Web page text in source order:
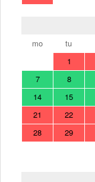
mo
tu
1
7
8
14
15
21
22
28
29